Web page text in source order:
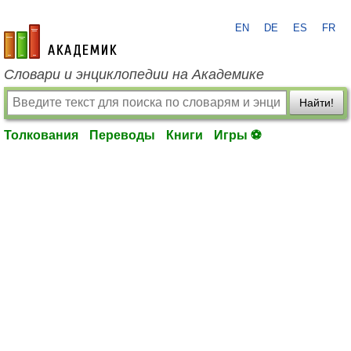
academic.ru
EN DE ES FR
Словари и энциклопедии на Академике
Найти!
Толкования Переводы Книги Игры ⚽